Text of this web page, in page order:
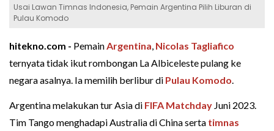
Usai Lawan Timnas Indonesia, Pemain Argentina Pilih Liburan di
Pulau Komodo
hitekno.com - PemainArgentina, Nicolas Tagliafico
ternyata tidak ikut rombongan La Albiceleste pulang ke
negara asalnya. Ia memilih berlibur di Pulau Komodo.
Argentina melakukan tur Asia di FIFA Matchday Juni 2023.
Tim Tango menghadapi Australia di China serta timnas